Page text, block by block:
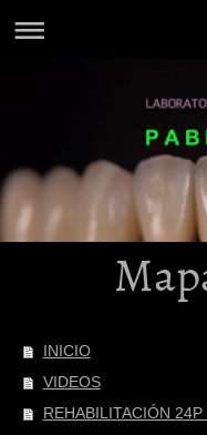
INICIO
VIDEOS
REHABILITACIÓN